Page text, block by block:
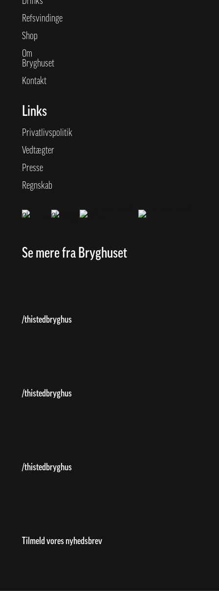
Refsvindinge
Shop
Om
Bryghuset
Kontakt
Links
Privatlivspolitik
Vedtægter
Presse
Regnskab
Se mere fra Bryghuset
/thistedbryghus
/thistedbryghus
/thistedbryghus
Tilmeld vores nyhedsbrev